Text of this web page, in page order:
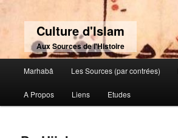
Culture d'Islam
Aux Sources de l'Histoire
Skip to primary content
Skip to secondary content
Marhabâ Les Sources (par contrées)
A Propos Liens Etudes